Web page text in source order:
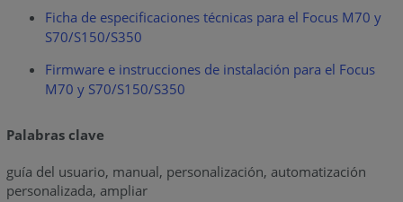
Ficha de especificaciones técnicas para el Focus M70 y
S70/S150/S350
Firmware e instrucciones de instalación para el Focus
M70 y S70/S150/S350
Palabras clave
guía del usuario, manual, personalización, automatización
personalizada, ampliar